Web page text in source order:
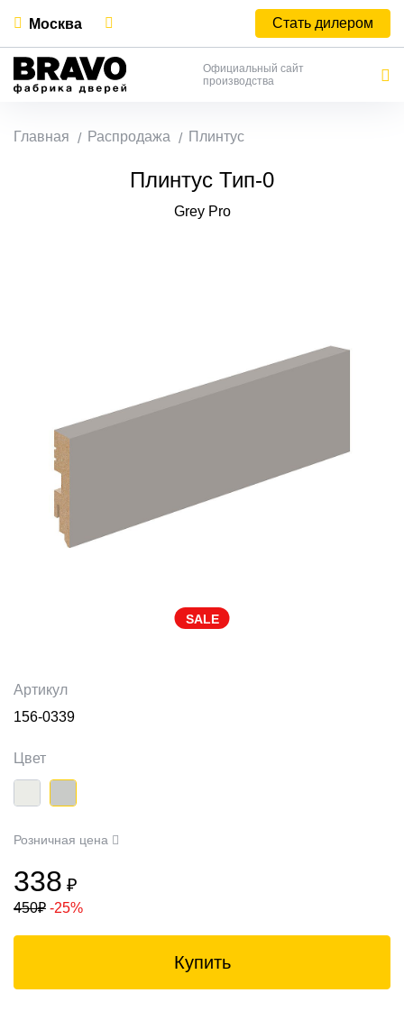
Москва Стать дилером
Официальный сайт
производства
Главная Распродажа Плинтус
Плинтус Тип-0
Grey Pro
SALE
Артикул
156-0339
Цвет
Розничная цена
338 ₽
450₽ -25%
Купить